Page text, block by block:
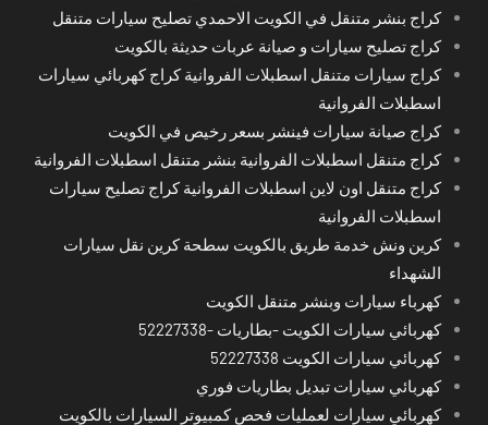
كراج بنشر متنقل في الكويت الاحمدي تصليح سيارات متنقل
كراج تصليح سيارات و صيانة عربات حديثة بالكويت
كراج سيارات متنقل اسطبلات الفروانية كراج كهربائي سيارات
اسطبلات الفروانية
كراج صيانة سيارات فينشر بسعر رخيص في الكويت
كراج متنقل اسطبلات الفروانية بنشر متنقل اسطبلات الفروانية
كراج متنقل اون لاين اسطبلات الفروانية كراج تصليح سيارات
اسطبلات الفروانية
كرين ونش خدمة طريق بالكويت سطحة كرين نقل سيارات
الشهداء
كهرباء سيارات وبنشر متنقل الكويت
كهربائي سيارات الكويت -بطاريات -52227338
كهربائي سيارات الكويت 52227338
كهربائي سيارات تبديل بطاريات فوري
كهربائي سيارات لعمليات فحص كمبيوتر السيارات بالكويت